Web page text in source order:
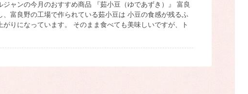
ジャンの今月のおすすめ商品 『茹小豆（ゆであずき）』 富良
、富良野の工場で作られている茹小豆は 小豆の食感が残るふ
がりになっています。 そのまま食べても美味しいですが、ト